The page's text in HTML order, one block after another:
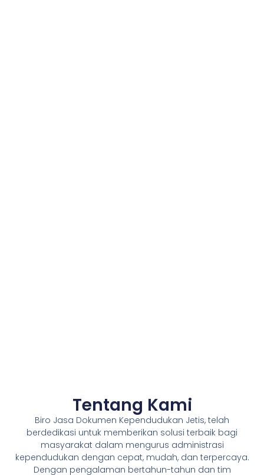
Tentang Kami
Biro Jasa Dokumen Kependudukan Jetis, telah
berdedikasi untuk memberikan solusi terbaik bagi
masyarakat dalam mengurus administrasi
kependudukan dengan cepat, mudah, dan terpercaya.
Dengan pengalaman bertahun-tahun dan tim